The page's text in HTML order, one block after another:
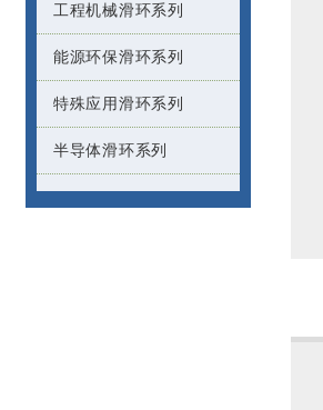
工程机械滑环系列
能源环保滑环系列
特殊应用滑环系列
半导体滑环系列